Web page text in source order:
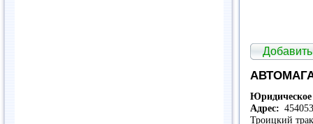
Юридическое
Адрес:
Троицкий